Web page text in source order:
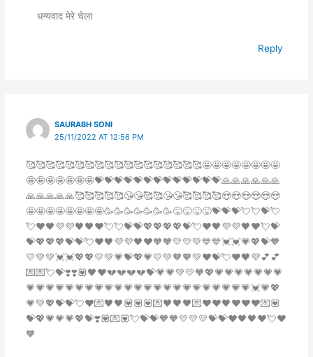
धन्यवाद मेरे चेला
Reply
SAURABH SONI
25/11/2022 AT 12:56 PM
🥰🥰🥰🥰🥰🥰🥰🥰🥰🥰🥰🥰🥰🥰🥰🥰🥰🥰🤩🤩🤩🤩🤩🤩🤩🤩
🤩🤩🤩🤩🤩🤩🤩💝💝💝💝💝💝💝💝💝💝💝💝💝🙏🙏🙏🙏🙏🙏
🙏🙏🙏🙏🙏🥰🥰🥰🥰🥰😘😘🥰🥰😘😘🥰🥰🥰🥰😍😍😍😍😍😍
🤩🤩🤩🤩🤩🤩🤩🤩🥳🥳🥳🥳🥳🥳🥳😜😜😜😜💝💝💝💘💘💝💘
💘♥️🖤💜💜🖤🖤♥️💘💘💝💝💖💖💖💖💝💘♥️🖤💜💜🖤♥️💘💝
💝💖💖💖💝💝💘♥️🖤💜💜🖤♥️🧡🧡💛💛💚💙💙💓💓💗💖💝🧡
💛💚💚💓💓💖💖💛💚💗💝💖💗💛💚🧡🧡💚❤️💝💘♥️🖤💜💕💕
💌💌💘💝❣️❣️💟🖤♥️💔💔💔💔💝💗💗💚💛🧡💖💗💗💗💗💗💗💗
💗💗💗💗💗💗💗💗💗💗💗💗💗💗💗💗💗💗💗💗💗💗💗💓💗💖
💗💚💖💝💝💘♥️💌🖤🖤💟💟💟💌🖤🖤🖤💌♥️♥️🖤♥️♥️♥️💌💟
💝💖💗💗💗💖💝❣️💟💌💟💘💝💝🧡🧡💛💛💛💝💝♥️🖤🖤♥️💘❤️
🧡